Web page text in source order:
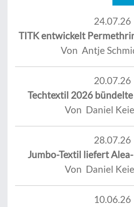
24.07.26
TITK entwickelt
Von Antje
20.07.26
Techtextil 2026
Von Daniel
28.07.26
Jumbo-Textil liefert
Von Daniel
10.06.26